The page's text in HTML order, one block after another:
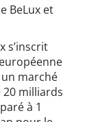
BeLux et
s’inscrit
un marché
milliards
à 1